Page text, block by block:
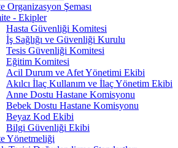
Organizasyon Şeması
- Ekipler
Hasta Güvenliği Komitesi
İş Sağlığı ve Güvenliği Kurulu
Tesis Güvenliği Komitesi
Eğitim Komitesi
Acil Durum ve Afet Yönetimi Ekibi
Akılcı İlaç Kullanım ve İlaç Yönetim Ekibi
Anne Dostu Hastane Komisyonu
Bebek Dostu Hastane Komisyonu
Beyaz Kod Ekibi
Bilgi Güvenliği Ekibi
Yönetmeliği